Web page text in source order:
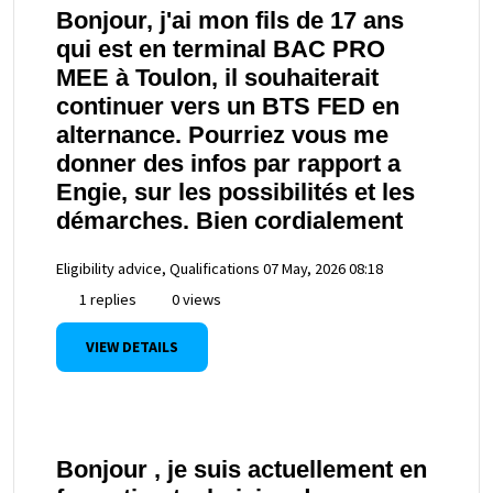
Bonjour, j'ai mon fils de 17 ans
qui est en terminal BAC PRO
MEE à Toulon, il souhaiterait
continuer vers un BTS FED en
alternance. Pourriez vous me
donner des infos par rapport a
Engie, sur les possibilités et les
démarches. Bien cordialement
Eligibility advice, Qualifications 07 May, 2026 08:18
1 replies
0 views
VIEW DETAILS
Bonjour , je suis actuellement en